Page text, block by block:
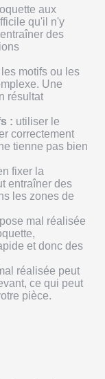
aux
qu'il n'y
des
motifs ou les
Une
résultat
: utiliser le
correctement
tienne pas bien
fixer la
entraîner des
les zones de
mal réalisée
et donc des
réalisée peut
ce qui peut
pièce.